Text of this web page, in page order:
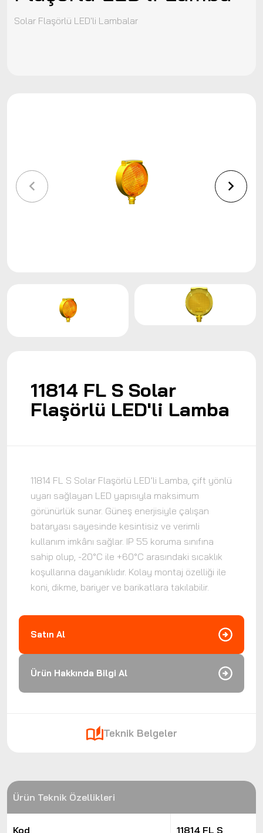
Solar Flaşörlü LED'li Lambalar
11814 FL S Solar
Flaşörlü LED'li Lamba
11814 FL S Solar Flaşörlü LED’li Lamba, çift yönlü
uyarı sağlayan LED yapısıyla maksimum
görünürlük sunar. Güneş enerjisiyle çalışan
bataryası sayesinde kesintisiz ve verimli
kullanım imkânı sağlar. IP 55 koruma sınıfına
sahip olup, -20°C ile +60°C arasındaki sıcaklık
koşullarına dayanıklıdır. Kolay montaj özelliği ile
koni, dikme, bariyer ve barikatlara takılabilir.
Satın Al
Ürün Hakkında Bilgi Al
Teknik Belgeler
Ürün Teknik Özellikleri
Kod 11814 FL S